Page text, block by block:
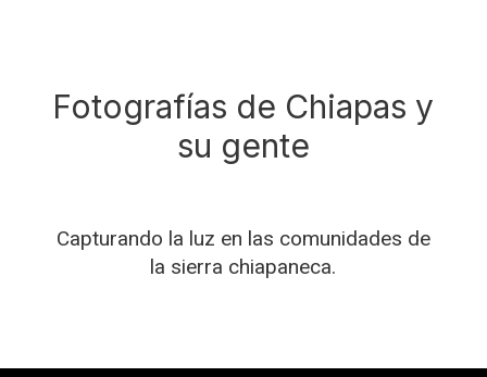
Fotografías de Chiapas y
su gente
Capturando la luz en las comunidades de
la sierra chiapaneca.